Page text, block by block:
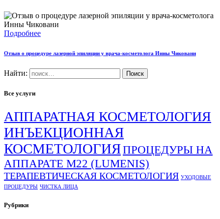
Подробнее
Отзыв о процедуре лазерной эпиляции у врача-косметолога Инны Чиковани
Найти:
Все услуги
АППАРАТНАЯ КОСМЕТОЛОГИЯ
ИНЪЕКЦИОННАЯ
КОСМЕТОЛОГИЯПРОЦЕДУРЫ НА
АППАРАТЕ М22 (LUMENIS)
ТЕРАПЕВТИЧЕСКАЯ КОСМЕТОЛОГИЯ УХОДОВЫЕ
ПРОЦЕДУРЫ ЧИСТКА ЛИЦА
Рубрики